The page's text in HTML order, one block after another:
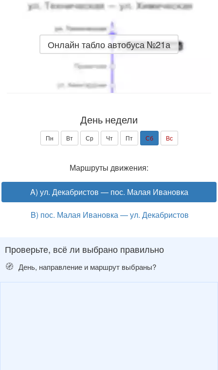
Онлайн табло автобуса №21а
День недели
Пн Вт Ср Чт Пт Сб Вс
Маршруты движения:
A) ул. Декабристов — пос. Малая Ивановка
B) пос. Малая Ивановка — ул. Декабристов
Проверьте, всё ли выбрано правильно
🧭 День, направление и маршрут выбраны?